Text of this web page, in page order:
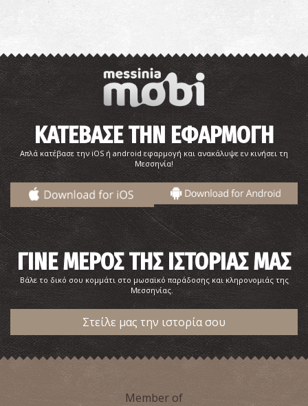
Φαρμακείο Μισέρου - Καλαμάτα
ΦΑΡΜΑΚΕΙΑ
Φαρμακείο Παυλάκη - Καλαμάτα
ΦΑΡΜΑΚΕΙΑ ~0.2Km
ΚΑΤΕΒΑΣΕ ΤΗΝ ΕΦΑΡΜΟΓΗ
Απλά κατέβασε την iOS ή android εφαρμογή και ανακάλυψε εν κινήσει τη
Μεσσηνία!
ΓΙΝΕ ΜΕΡΟΣ ΤΗΣ ΙΣΤΟΡΙΑΣ ΜΑΣ
Βάλε το δικό σου κομμάτι στο μωσαϊκό παράδοσης και κληρονομιάς της
Μεσσηνίας.
Στείλε μας την ιστορία σου
Member of